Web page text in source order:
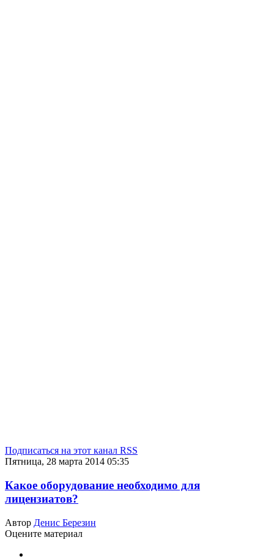
Подписаться на этот канал RSS
Пятница, 28 марта 2014 05:35
Какое оборудование необходимо для
лицензиатов?
Автор Денис Березин
Оцените материал